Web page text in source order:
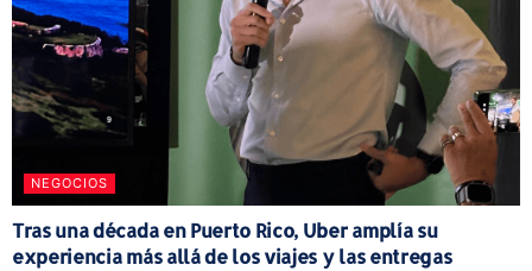
NEGOCIOS
Tras una década en Puerto Rico, Uber amplía su
experiencia más allá de los viajes y las entregas